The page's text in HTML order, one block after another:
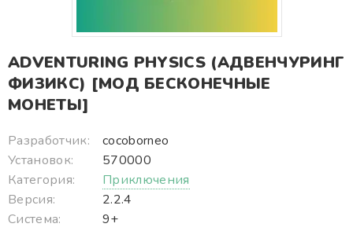
ADVENTURING PHYSICS (АДВЕНЧУРИНГ
ФИЗИКС) [МОД БЕСКОНЕЧНЫЕ
МОНЕТЫ]
Разработчик:
cocoborneo
Установок:
570000
Категория:
Приключения
Версия:
2.2.4
Система:
9+